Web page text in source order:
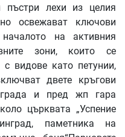
пъстри лехи из целия
освежават ключови
на активния
зони, които се
с видове като петунии,
двете кръгови
и пред жп гара
църквата „Успение
паметника на